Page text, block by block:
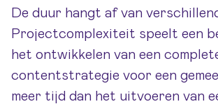
De duur hangt af van
Projectcomplexiteit speelt een
het ontwikkelen van een
contentstrategie voor een
meer tijd dan het uitvoeren van